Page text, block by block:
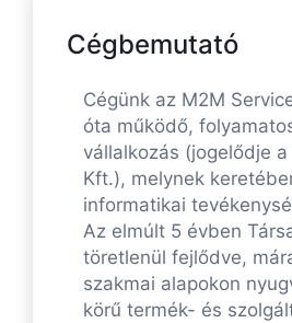
Cégbemutató
Cégünk az M2M
óta működő,
vállalkozás (jogelődje a
Kft.), melynek
informatikai
Az elmúlt 5 évben
töretlenül fejlődve,
szakmai alapokon
körű termék- és